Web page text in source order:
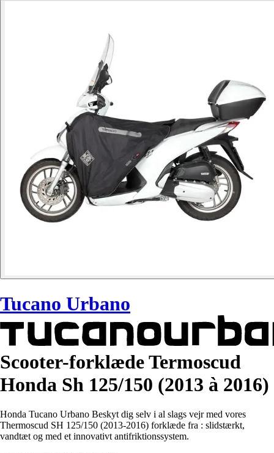
Tucano Urbano
Scooter-forklæde Termoscud
Honda Sh 125/150 (2013 à 2016)
Honda Tucano Urbano Beskyt dig selv i al slags vejr med vores
Thermoscud SH 125/150 (2013-2016) forklæde fra : slidstærkt,
vandtæt og med et innovativt antifriktionssystem.